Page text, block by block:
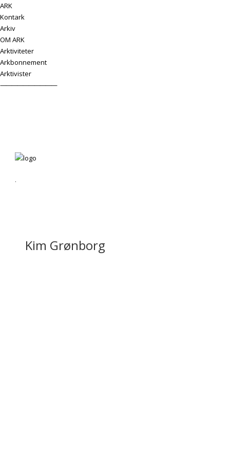
ARK
Kontark
Arkiv
OM ARK
Arktiviteter
Arkbonnement
Arktivister
——————————
.
Kim Grønborg